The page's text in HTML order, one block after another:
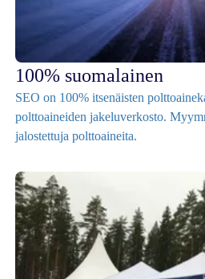
100% suomalainen
SEO on 100% itsenäisten
polttoaineiden jakeluverkosto.
jalostettuja polttoaineita.